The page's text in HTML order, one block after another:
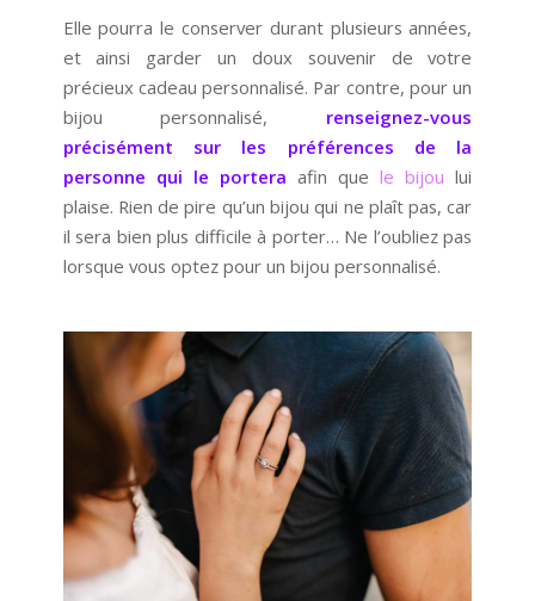
Elle pourra le conserver durant plusieurs années,
et ainsi garder un doux souvenir de votre
précieux cadeau personnalisé. Par contre, pour un
bijou personnalisé, renseignez-vous
précisément sur les préférences de la
personne qui le portera afin quele bijou lui
plaise. Rien de pire qu’un bijou qui ne plaît pas, car
il sera bien plus difficile à porter… Ne l’oubliez pas
lorsque vous optez pour un bijou personnalisé.